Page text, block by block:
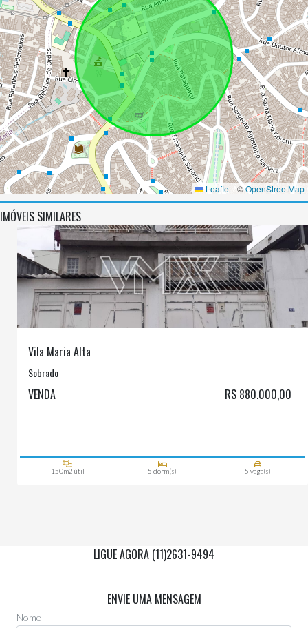
Leaflet | ©OpenStreetMap
IMÓVEIS SIMILARES
Vila Maria Alta
Sobrado
VENDA R$ 880.000,00
150m2 útil 5 dorm(s) 5 vaga(s)
LIGUE AGORA (11)2631-9494
ENVIE UMA MENSAGEM
Nome